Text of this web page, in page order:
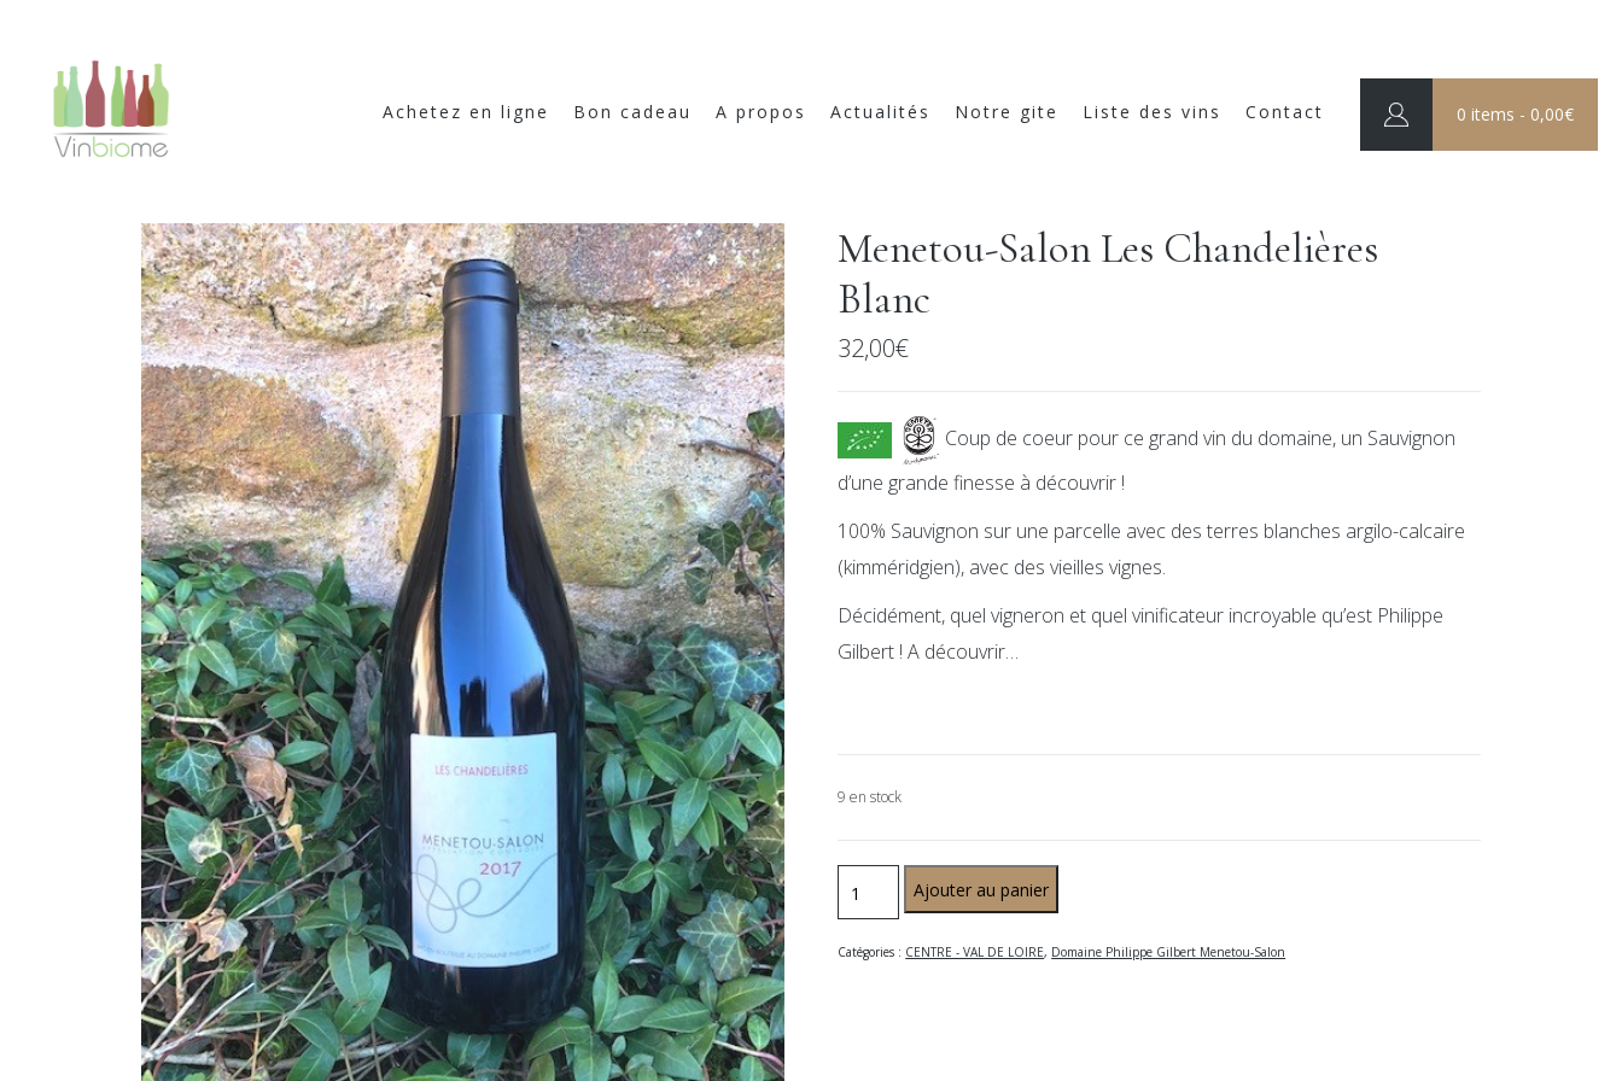
0 items - 0,00€
Achetez en ligne Bon cadeau A propos Actualités Notre gite Liste des vins Contact
Menetou-Salon Les Chandelières
Blanc
32,00€
Coup de coeur pour ce grand vin du domaine, un Sauvignon
d’une grande finesse à découvrir !
100% Sauvignon sur une parcelle avec des terres blanches argilo-calcaire
(kimméridgien), avec des vieilles vignes.
Décidément, quel vigneron et quel vinificateur incroyable qu’est Philippe
Gilbert ! A découvrir…
9 en stock
Ajouter au panier
Catégories : CENTRE - VAL DE LOIRE, Domaine Philippe Gilbert Menetou-Salon